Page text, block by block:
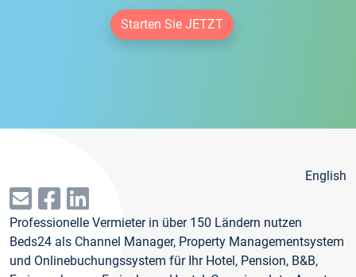
Starten Sie JETZT
English
Professionelle Vermieter in über 150 Ländern nutzen
Beds24 als Channel Manager, Property Managementsystem
und Onlinebuchungssystem für Ihr Hotel, Pension, B&B,